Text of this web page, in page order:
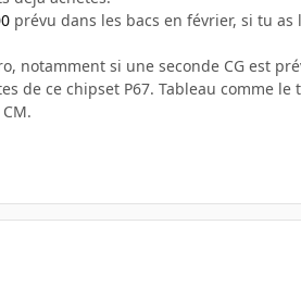
prévu dans les bacs en février, si tu
notamment si une seconde CG est
de ce chipset P67. Tableau comme le